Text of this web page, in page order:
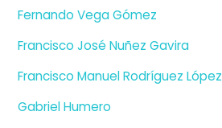
Fernando Vega Gómez
Francisco José Nuñez Gavira
Francisco Manuel Rodríguez López
Gabriel Humero